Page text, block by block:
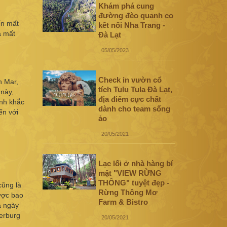
mất
mất
Mar,
khắc
với
là
bao
ngày
Khám phá cung
đường đèo quanh co
kết nối Nha Trang -
Đà Lạt
05/05/2023.
Check in vườn cổ
tích Tulu Tula Đà Lạt,
địa điểm cực chất
dành cho team sống
ảo
20/05/2021
Lạc lối ở nhà hàng bí
mật "VIEW RỪNG
THÔNG" tuyệt đẹp -
Rừng Thông Mơ
Farm & Bistro
20/05/2021